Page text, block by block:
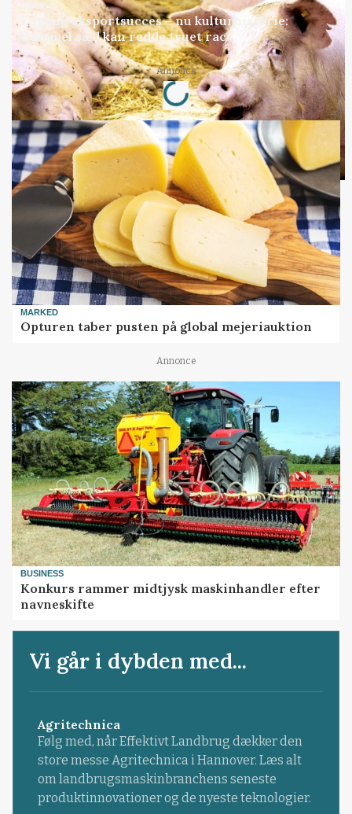
GRISE
Engang eksportsucces – nu kulturhistorie:
Gammel sæd kan redde truet race
Annonce
Loading...
MARKED
Opturen taber pusten på global mejeriauktion
Annonce
BUSINESS
Konkurs rammer midtjysk maskinhandler efter
navneskifte
Vi går i dybden med...
Agritechnica
Følg med, når Effektivt Landbrug dækker den
store messe Agritechnica i Hannover. Læs alt
om landbrugsmaskinbranchens seneste
produktinnovationer og de nyeste teknologier.